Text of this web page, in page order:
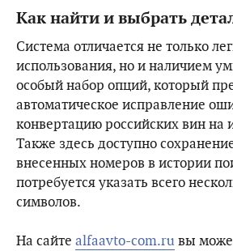
Как найти и выбрать
Система отличается не только
использования, но и наличием
особый набор опций, который
автоматическое исправление
конвертацию российских вин на
Также здесь доступно
внесенных номеров в истории
потребуется указать всего
символов.
На сайте alfaavto-com.ruвы